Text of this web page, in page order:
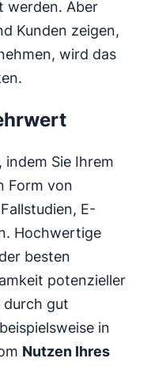
werden. Aber
Kunden zeigen,
wird das
Sie Ihrem
Form von
E-
Hochwertige
besten
potenzieller
durch gut
in
Nutzen Ihres